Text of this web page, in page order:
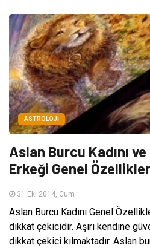
ASTROLOJI
Aslan Burcu Kadını
Erkeği Genel
31 Eki 2014, Cum
Aslan Burcu Kadını Genel
dikkat çekicidir. Aşırı kendine
dikkat çekici kılmaktadır. Aslan